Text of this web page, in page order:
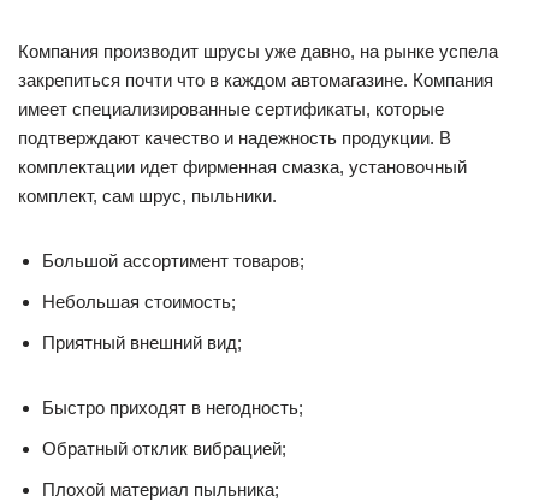
Компания производит шрусы уже давно, на рынке успела
закрепиться почти что в каждом автомагазине. Компания
имеет специализированные сертификаты, которые
подтверждают качество и надежность продукции. В
комплектации идет фирменная смазка, установочный
комплект, сам шрус, пыльники.
Большой ассортимент товаров;
Небольшая стоимость;
Приятный внешний вид;
Быстро приходят в негодность;
Обратный отклик вибрацией;
Плохой материал пыльника;